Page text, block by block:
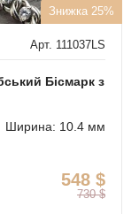
Знижка 25%
Арт. 111037LS
Бісмарк з
Ширина: 10.4 мм
548 $
730 $